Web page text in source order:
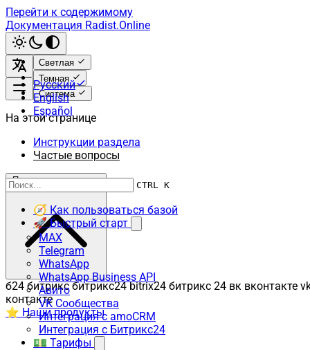
Перейти к содержимому
Документация Radist.Online
Светлая
Темная
Система
Русский
English
Español
CTRL K
🧭 Как пользоваться базой
🚀 Быстрый старт
MAX
Telegram
WhatsApp
WhatsApp Business API
Авито
VK Сообщества
Интеграция с amoCRM
Интеграция с Битрикс24
💵 Тарифы
На этой странице
Инструкции раздела
Частые вопросы
Прокрутить к началу
б24 битрикс битрикс24 bitrix24 битрикс 24 вк вконтакте
контакте
⭐ Наши продукты